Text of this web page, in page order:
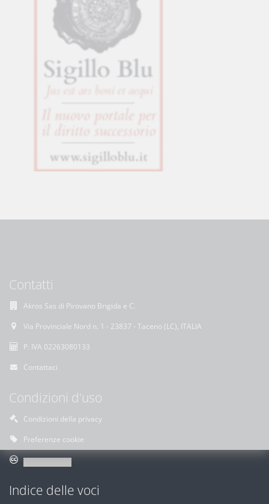
Contatti
Akros Sas di Pirovano Brigida e C.
Via Provinciale Nord n. 1 - 23837 - Taceno (LC), ITALIA
P. IVA 02263080133
Contattaci
Condizioni d'uso
Condizioni della privacy
Preferenze cookie
Indice delle voci